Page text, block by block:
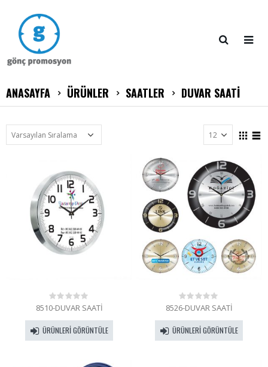
ANASAYFA ÜRÜNLER SAATLER DUVAR SAATİ
0
5
8510-DUVAR SAATİ
ÜRÜNLERI GÖRÜNTÜLE
0
5
8526-DUVAR SAATİ
ÜRÜNLERI GÖRÜNTÜLE